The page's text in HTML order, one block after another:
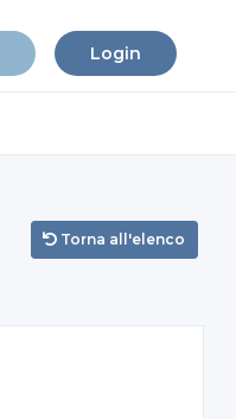
Login
Torna all'elenco